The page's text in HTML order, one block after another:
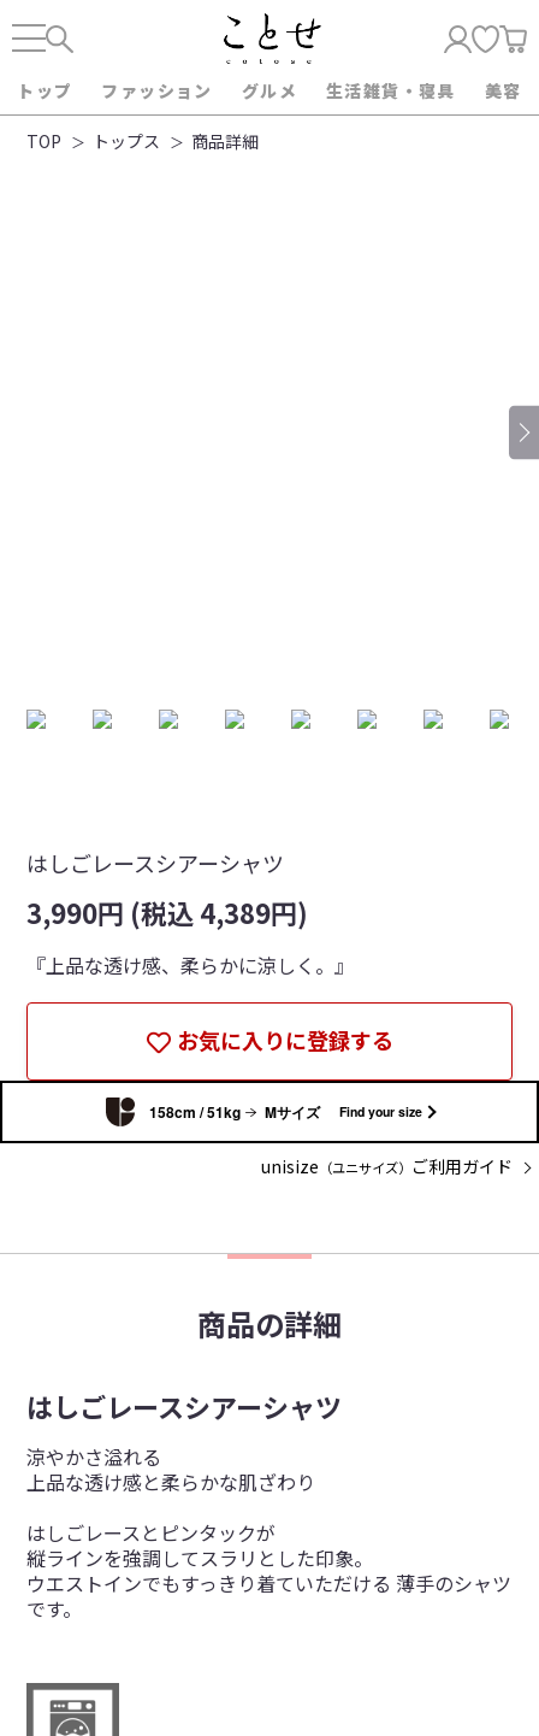
トップ ファッション グルメ 生活雑貨・寝具 美容
TOP トップス 商品詳細
はしごレースシアーシャツ
3,990円 (税込 4,389円)
『上品な透け感、柔らかに涼しく。』
お気に入りに登録する
158cm / 51kg Mサイズ Find your size
unisize （ユニサイズ） ご利用ガイド
商品の詳細
はしごレースシアーシャツ
涼やかさ溢れる
上品な透け感と柔らかな肌ざわり
はしごレースとピンタックが
縦ラインを強調してスラリとした印象。
ウエストインでもすっきり着ていただける 薄手のシャツ
です。